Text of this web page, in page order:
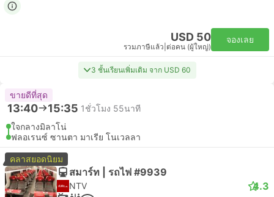
USD 50
รวมภาษีแล้ว ต่อคน (ผู้ใหญ่)
จองเลย
3 ชั้นเรียนเพิ่มเติม จาก USD 60
ขายดีที่สุด
13:40 15:35 1ชั่วโมง 55นาที
ใจกลางมิลาโน่
ฟลอเรนซ์ ซานตา มาเรีย โนเวลลา
คลาสยอดนิยม
สมาร์ท | รถไฟ #9939
NTV 4.3